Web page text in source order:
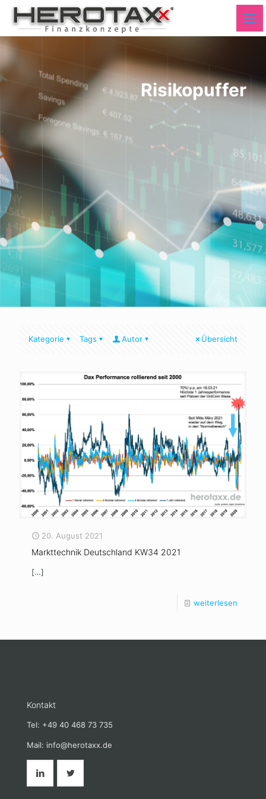
Risikopuffer
Kategorie Tags Autor Übersicht
20. August 2021
Markttechnik Deutschland KW34 2021
[…]
weiterlesen
Kontakt
Tel: +49 40 468 73 735
Mail: info@herotaxx.de